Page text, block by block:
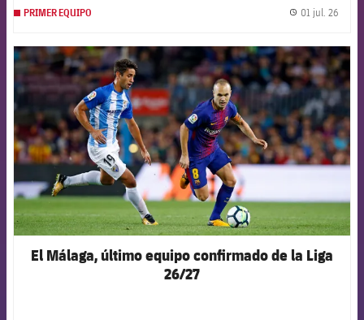
PRIMER EQUIPO 01 jul. 26
FCB Barcelona badge
El Málaga, último equipo confirmado de la Liga
26/27